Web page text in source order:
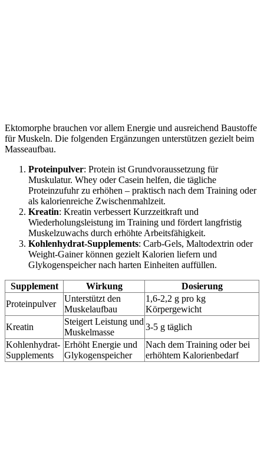
Ektomorphe brauchen vor allem Energie und ausreichend Baustoffe
für Muskeln. Die folgenden Ergänzungen unterstützen gezielt beim
Masseaufbau.
Proteinpulver: Protein ist Grundvoraussetzung für
Muskulatur. Whey oder Casein helfen, die tägliche
Proteinzufuhr zu erhöhen – praktisch nach dem Training oder
als kalorienreiche Zwischenmahlzeit.
Kreatin: Kreatin verbessert Kurzzeitkraft und
Wiederholungsleistung im Training und fördert langfristig
Muskelzuwachs durch erhöhte Arbeitsfähigkeit.
Kohlenhydrat‑Supplements: Carb‑Gels, Maltodextrin oder
Weight‑Gainer können gezielt Kalorien liefern und
Glykogenspeicher nach harten Einheiten auffüllen.
Supplement Wirkung
Dosierung
Proteinpulver
Unterstützt den
Muskelaufbau
1,6-2,2 g pro kg
Körpergewicht
Kreatin
Steigert Leistung und
Muskelmasse
3-5 g täglich
Kohlenhydrat-
Supplements
Erhöht Energie und
Glykogenspeicher
Nach dem Training oder bei
erhöhtem Kalorienbedarf